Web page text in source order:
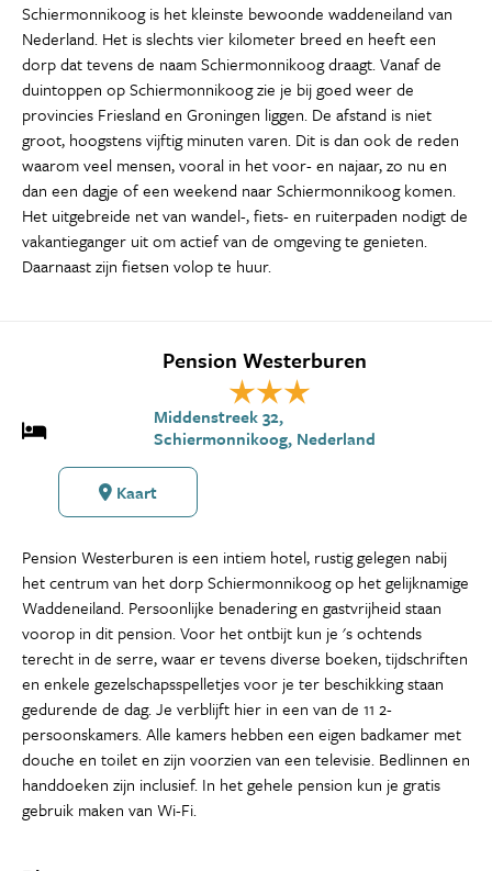
Schiermonnikoog is het kleinste bewoonde waddeneiland van
Nederland. Het is slechts vier kilometer breed en heeft een
dorp dat tevens de naam Schiermonnikoog draagt. Vanaf de
duintoppen op Schiermonnikoog zie je bij goed weer de
provincies Friesland en Groningen liggen. De afstand is niet
groot, hoogstens vijftig minuten varen. Dit is dan ook de reden
waarom veel mensen, vooral in het voor- en najaar, zo nu en
dan een dagje of een weekend naar Schiermonnikoog komen.
Het uitgebreide net van wandel-, fiets- en ruiterpaden nodigt de
vakantieganger uit om actief van de omgeving te genieten.
Daarnaast zijn fietsen volop te huur.
Pension Westerburen
Middenstreek 32,
Schiermonnikoog, Nederland
Kaart
Pension Westerburen is een intiem hotel, rustig gelegen nabij
het centrum van het dorp Schiermonnikoog op het gelijknamige
Waddeneiland. Persoonlijke benadering en gastvrijheid staan
voorop in dit pension. Voor het ontbijt kun je 's ochtends
terecht in de serre, waar er tevens diverse boeken, tijdschriften
en enkele gezelschapsspelletjes voor je ter beschikking staan
gedurende de dag. Je verblijft hier in een van de 11 2-
persoonskamers. Alle kamers hebben een eigen badkamer met
douche en toilet en zijn voorzien van een televisie. Bedlinnen en
handdoeken zijn inclusief. In het gehele pension kun je gratis
gebruik maken van Wi-Fi.